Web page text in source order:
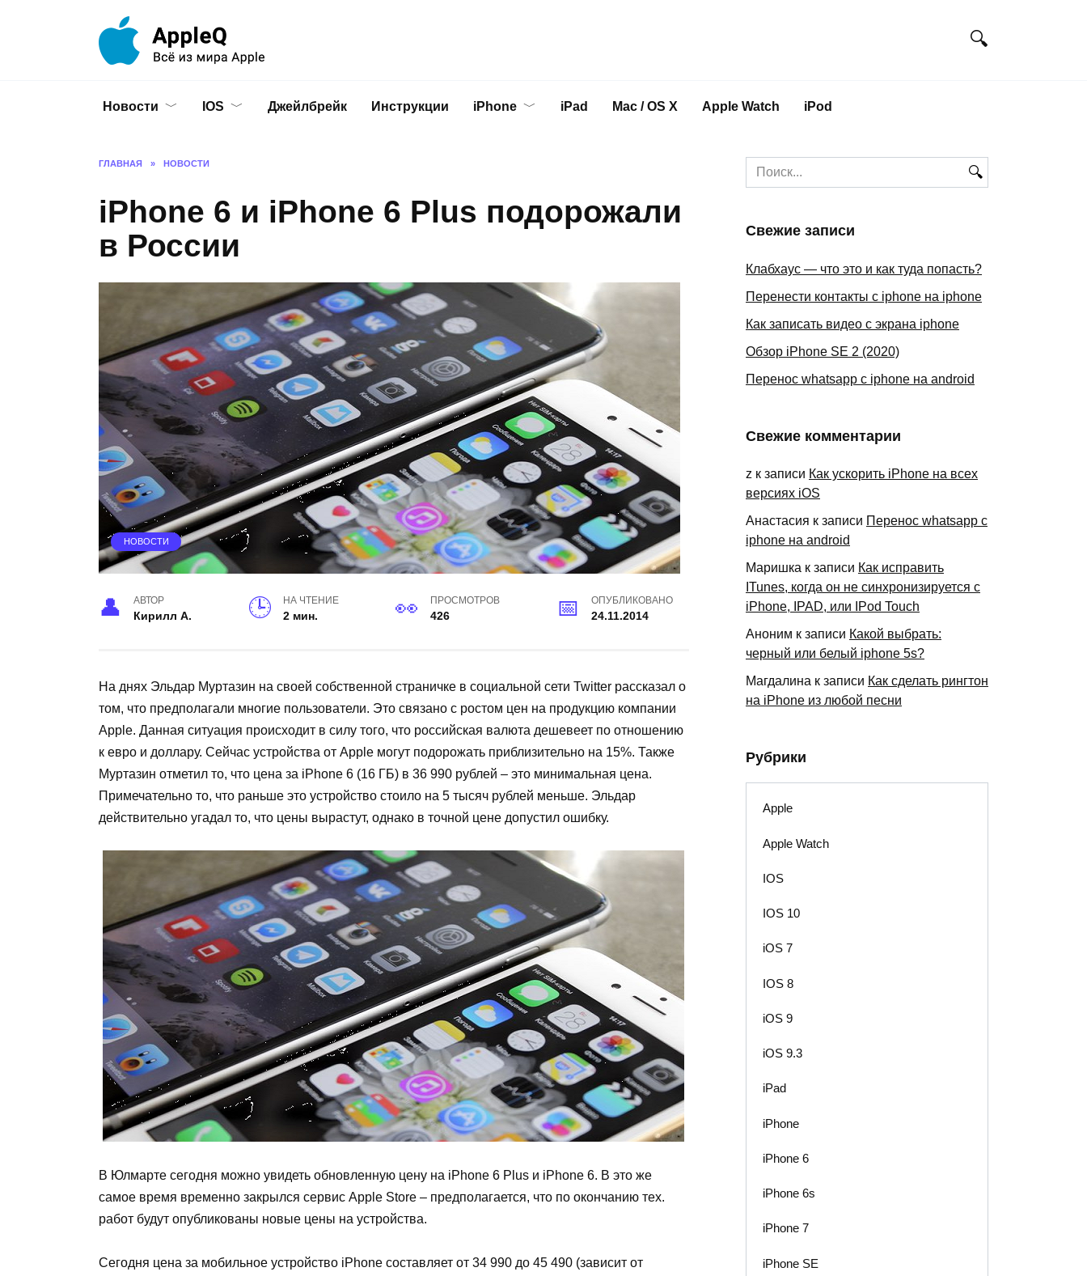
Новости IOS Джейлбрейк Инструкции iPhone iPad Mac / OS X Apple Watch iPod
ГЛАВНАЯ » НОВОСТИ
iPhone 6 и iPhone 6 Plus подорожали
в России
НОВОСТИ
АВТОР
Кирилл А.
НА ЧТЕНИЕ
2 мин.
ПРОСМОТРОВ
426
ОПУБЛИКОВАНО
24.11.2014
На днях Эльдар Муртазин на своей собственной страничке в социальной сети Twitter рассказал о
том, что предполагали многие пользователи. Это связано с ростом цен на продукцию компании
Apple. Данная ситуация происходит в силу того, что российская валюта дешевеет по отношению
к евро и доллару. Сейчас устройства от Apple могут подорожать приблизительно на 15%. Также
Муртазин отметил то, что цена за iPhone 6 (16 ГБ) в 36 990 рублей – это минимальная цена.
Примечательно то, что раньше это устройство стоило на 5 тысяч рублей меньше. Эльдар
действительно угадал то, что цены вырастут, однако в точной цене допустил ошибку.
В Юлмарте сегодня можно увидеть обновленную цену на iPhone 6 Plus и iPhone 6. В это же
самое время временно закрылся сервис Apple Store – предполагается, что по окончанию тех.
работ будут опубликованы новые цены на устройства.
Сегодня цена за мобильное устройство iPhone составляет от 34 990 до 45 490 (зависит от
Search
for:
Свежие записи
Клабхаус — что это и как туда попасть?
Перенести контакты с iphone на iphone
Как записать видео с экрана iphone
Обзор iPhone SE 2 (2020)
Перенос whatsapp с iphone на android
Свежие комментарии
z к записи Как ускорить iPhone на всех
версиях iOS
Анастасия к записи Перенос whatsapp с
iphone на android
Маришка к записи Как исправить
ITunes, когда он не синхронизируется с
iPhone, IPAD, или IPod Touch
Аноним к записи Какой выбрать:
черный или белый iphone 5s?
Магдалина к записи Как сделать рингтон
на iPhone из любой песни
Рубрики
Apple
Apple Watch
IOS
IOS 10
iOS 7
IOS 8
iOS 9
iOS 9.3
iPad
iPhone
iPhone 6
iPhone 6s
iPhone 7
iPhone SE